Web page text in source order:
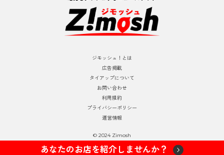
ジモッシュ！とは
広告掲載
タイアップについて
お問い合わせ
利用規約
プライバシーポリシー
運営情報
© 2024 Zimosh
あなたのお店を紹介しませんか？